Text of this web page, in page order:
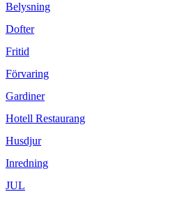
Belysning
Dofter
Fritid
Förvaring
Gardiner
Hotell Restaurang
Husdjur
Inredning
JUL